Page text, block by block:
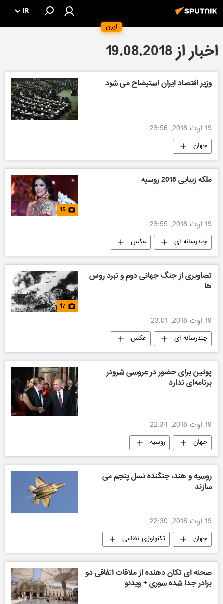
ایران
IR
اخبار از 19.08.2018
وزیر اقتصاد ایران استیضاح می شود
19 اوت 2018, 23:56
جهان
ملکه زیبایی 2018 روسیه
15
19 اوت 2018, 23:55
چندرسانه ای عکس
تصاویری از جنگ جهانی دوم و نبرد روس
ها
17
19 اوت 2018, 23:01
چندرسانه ای
عکس
جنگ جهانی دوم
چند رسانه ای: 75-مین سالگرد پیروزی کبیر
پیروزی کبیر
پوتین برای حضور در عروسی شرودر
برنامه‌ای ندارد
19 اوت 2018, 22:34
جهان روسیه
روسیه و هند، جنگنده نسل پنجم می
سازند
19 اوت 2018, 22:30
جهان تکنولوژی نظامی
صحنه اى تكان دهنده از ملاقات اتفاقی دو
برادر جدا شده سورى + ویدئو